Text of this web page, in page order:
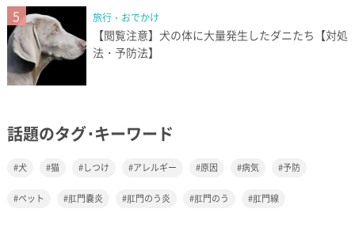
5 旅行・おでかけ
【閲覧注意】犬の体に大量発生したダニたち【対処
法・予防法】
話題のタグ･キーワード
犬 猫 しつけ アレルギー 原因 病気 予防
ペット 肛門嚢炎 肛門のう炎 肛門のう 肛門線